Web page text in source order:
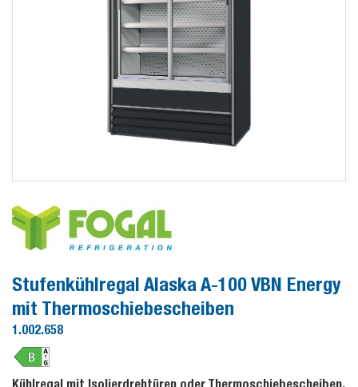
Stufenkühlregal Alaska A-100 VBN Energy
mit Thermoschiebescheiben
1.002.658